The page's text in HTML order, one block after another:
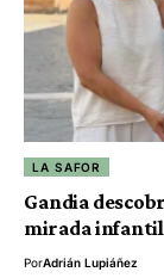
LA SAFOR
Gandia
mirada infantil
PorAdrián Lupiáñez